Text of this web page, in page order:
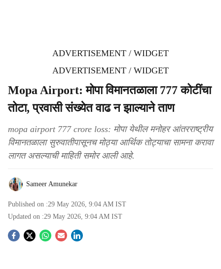
ADVERTISEMENT / WIDGET
ADVERTISEMENT / WIDGET
Mopa Airport: मोपा विमानतळाला 777 कोटींचा
तोटा, प्रवासी संख्येत वाढ न झाल्याने ताण
mopa airport 777 crore loss: मोपा येथील मनोहर आंतरराष्ट्रीय
विमानतळाला सुरुवातीपासूनच मोठ्या आर्थिक तोट्याचा सामना करावा
लागत असल्याची माहिती समोर आली आहे.
Sameer Amunekar
Published on :29 May 2026, 9:04 AM IST
Updated on :29 May 2026, 9:04 AM IST
S